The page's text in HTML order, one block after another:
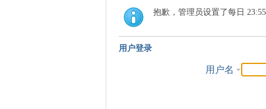
抱歉，管理员设置了每日
用户登录
用户名